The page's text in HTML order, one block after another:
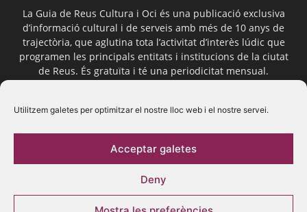
Utilitzem galetes per optimitzar el nostre lloc web i el nostre servei.
Acceptar galetes
Deny
La Guia de Reus Cultura i Oci és una publicació exclusiva
d’informació cultural i de serveis amb més de 10 anys de
trajectòria, que aglutina tota l’activitat d’interès lúdic que
programen les principals entitats i institucions de la ciutat
de Reus. És gratuïta i té una periodicitat mensual.
Segueix-nos